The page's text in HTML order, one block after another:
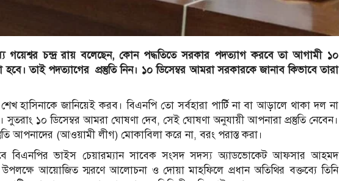
গয়েশ্বর চন্দ্র রায় বলেছেন, কোন পদ্ধতিতে সরকার পদত্যাগ করবে তা আগামী ১০
হবে। তাই পদত্যাগের প্রস্তুতি নিন। ১০ ডিসেম্বর আমরা সরকারকে জানাব কিভাবে তারা
হাসিনাকে জানিয়েই করব। বিএনপি তো সর্বহারা পার্টি না বা আড়ালে থাকা দল না
১০ ডিসেম্বর আমরা ঘোষণা দেব, সেই ঘোষণা অনুযায়ী আপনারা প্রস্তুতি নেবেন।
আপনাদের (আওয়ামী লীগ) মোকাবিলা করে না, বরং পরাস্ত করা।
বিএনপির ভাইস চেয়ারম্যান সাবেক সংসদ সদস্য অ্যাডভোকেট আফসার আহমদ
উপলক্ষে আয়োজিত স্মরণে আলোচনা ও দোয়া মাহফিলে প্রধান অতিথির বক্তব্যে তিনি